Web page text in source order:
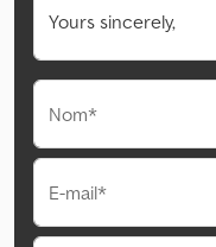
Nom*
E-mail*